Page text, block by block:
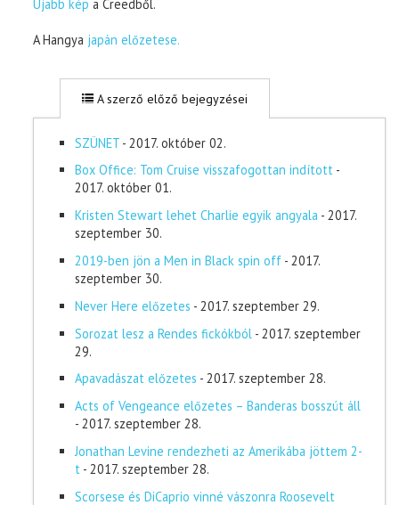
Újabb képa Creedből.
A Hangya japán előzetese.
A szerző előző bejegyzései
SZÜNET - 2017. október 02.
Box Office: Tom Cruise visszafogottan indított -
2017. október 01.
Kristen Stewart lehet Charlie egyik angyala - 2017.
szeptember 30.
2019-ben jön a Men in Black spin off - 2017.
szeptember 30.
Never Here előzetes - 2017. szeptember 29.
Sorozat lesz a Rendes fickókból - 2017. szeptember
29.
Apavadászat előzetes - 2017. szeptember 28.
Acts of Vengeance előzetes – Banderas bosszút áll
- 2017. szeptember 28.
Jonathan Levine rendezheti az Amerikába jöttem 2-
t - 2017. szeptember 28.
Scorsese és DiCaprio vinné vászonra Roosevelt